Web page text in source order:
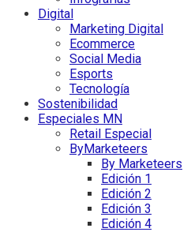
Digital
Marketing Digital
Ecommerce
Social Media
Esports
Tecnología
Sostenibilidad
Especiales MN
Retail Especial
ByMarketeers
By Marketeers
Edición 1
Edición 2
Edición 3
Edición 4